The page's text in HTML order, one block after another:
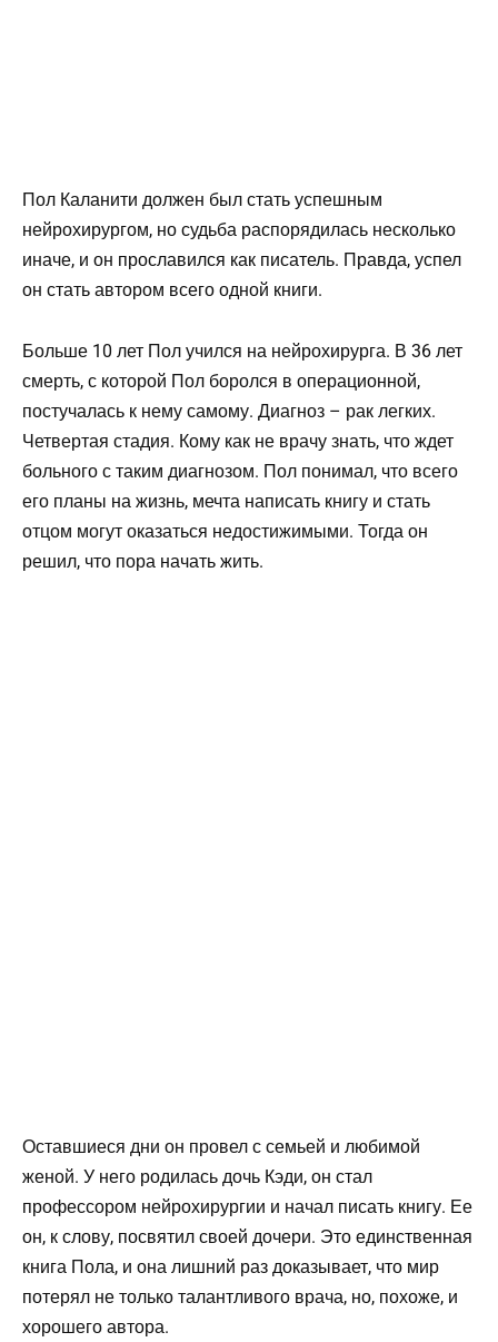
Пол Каланити должен был стать успешным
нейрохирургом, но судьба распорядилась несколько
иначе, и он прославился как писатель. Правда, успел
он стать автором всего одной книги.
Больше 10 лет Пол учился на нейрохирурга. В 36 лет
смерть, с которой Пол боролся в операционной,
постучалась к нему самому. Диагноз – рак легких.
Четвертая стадия. Кому как не врачу знать, что ждет
больного с таким диагнозом. Пол понимал, что всего
его планы на жизнь, мечта написать книгу и стать
отцом могут оказаться недостижимыми. Тогда он
решил, что пора начать жить.
Оставшиеся дни он провел с семьей и любимой
женой. У него родилась дочь Кэди, он стал
профессором нейрохирургии и начал писать книгу. Ее
он, к слову, посвятил своей дочери. Это единственная
книга Пола, и она лишний раз доказывает, что мир
потерял не только талантливого врача, но, похоже, и
хорошего автора.